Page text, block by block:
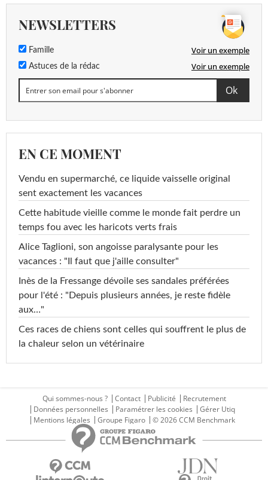
NEWSLETTERS
Famille Voir un exemple
Astuces de la rédac Voir un exemple
EN CE MOMENT
Vendu en supermarché, ce liquide vaisselle original
sent exactement les vacances
Cette habitude vieille comme le monde fait perdre un
temps fou avec les haricots verts frais
Alice Taglioni, son angoisse paralysante pour les
vacances : "Il faut que j'aille consulter"
Inès de la Fressange dévoile ses sandales préférées
pour l'été : "Depuis plusieurs années, je reste fidèle
aux…"
Ces races de chiens sont celles qui souffrent le plus de
la chaleur selon un vétérinaire
Qui sommes-nous ? Contact Publicité
Recrutement
Données personnelles
Paramétrer les cookies
Gérer Utiq
Mentions légales
Groupe Figaro © 2026 CCM Benchmark